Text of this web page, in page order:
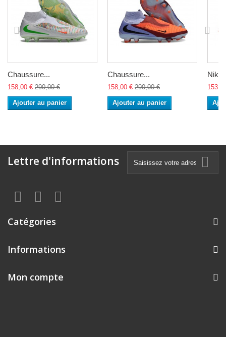
Chaussure...
158,00 € 290,00 €
Ajouter au panier
Chaussure...
158,00 € 290,00 €
Ajouter au panier
Lettre d'informations
Catégories
Informations
Mon compte